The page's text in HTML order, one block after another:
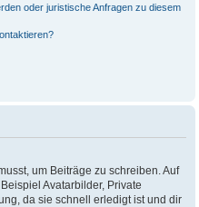
oder juristische Anfragen zu diesem
um Beiträge zu schreiben. Auf
Avatarbilder, Private
da sie schnell erledigt ist und dir